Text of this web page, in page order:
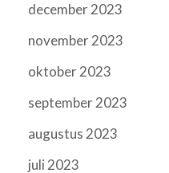
december 2023
november 2023
oktober 2023
september 2023
augustus 2023
juli 2023